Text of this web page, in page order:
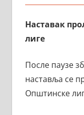
Наставак
лиге
После паузе
наставља се
Општинске